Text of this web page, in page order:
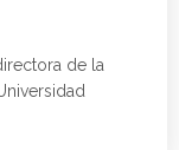
de la